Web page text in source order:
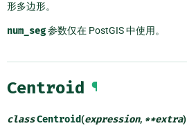
形多边形。
num_seg参数仅在 PostGIS 中使用。
Centroid ¶
classCentroid(expression, **extra)